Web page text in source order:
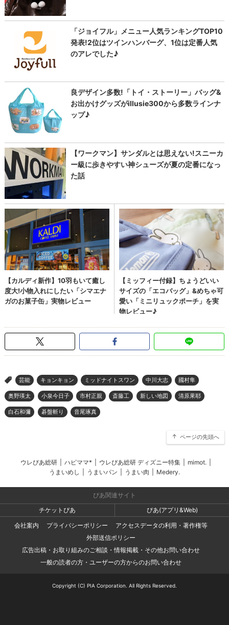
> 芸能 キョンキョン ミッドナイトスワン 中川大志 國村隼
奥野瑛太 小泉今日子 市村正親 斎藤工 新しい地図 清原果耶
白石和彌 碁盤斬り 音尾琢真
ページの先頭へ
ウレぴあ総研 ハピママ* ウレぴあ総研 ディズニー特集 mimot.
うまいめし
うまいパン うまい肉 Medery.
ぴあ関連サイト
チケットぴあ
ぴあ(アプリ&Web)
会社案内
プライバシーポリシー
アクセスデータの利用・著作権等
外部送信ポリシー
広告出稿・お取り組みのご相談・情報掲載・その他お問い合わせ
一般の読者の方・ユーザーの方からのお問い合わせ
Copyright (C) PIA Corporation. All Rights Reserved.